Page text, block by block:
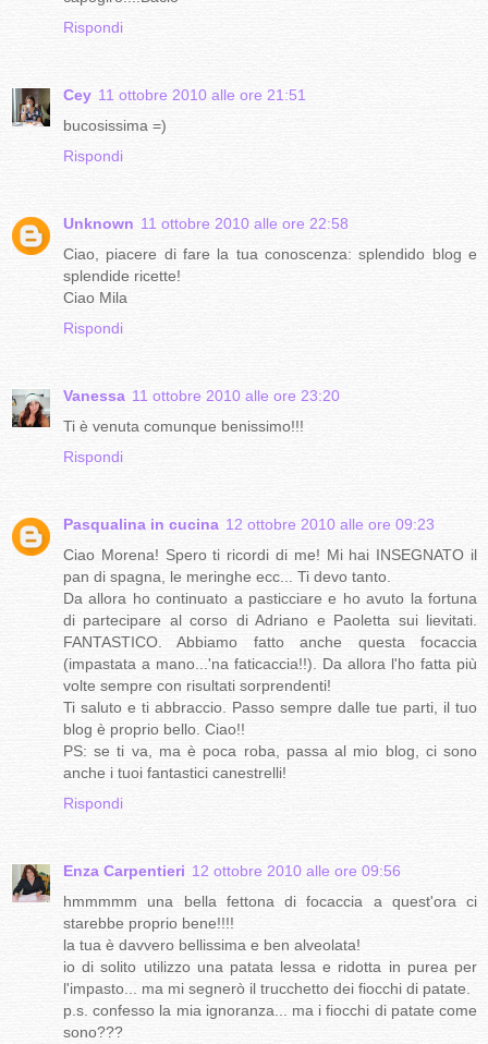
Rispondi
Cey 11 ottobre 2010 alle ore 21:51
bucosissima =)
Rispondi
Unknown 11 ottobre 2010 alle ore 22:58
Ciao, piacere di fare la tua conoscenza: splendido blog e
splendide ricette!
Ciao Mila
Rispondi
Vanessa 11 ottobre 2010 alle ore 23:20
Ti è venuta comunque benissimo!!!
Rispondi
Pasqualina in cucina 12 ottobre 2010 alle ore 09:23
Ciao Morena! Spero ti ricordi di me! Mi hai INSEGNATO il
pan di spagna, le meringhe ecc... Ti devo tanto.
Da allora ho continuato a pasticciare e ho avuto la fortuna
di partecipare al corso di Adriano e Paoletta sui lievitati.
FANTASTICO. Abbiamo fatto anche questa focaccia
(impastata a mano...'na faticaccia!!). Da allora l'ho fatta più
volte sempre con risultati sorprendenti!
Ti saluto e ti abbraccio. Passo sempre dalle tue parti, il tuo
blog è proprio bello. Ciao!!
PS: se ti va, ma è poca roba, passa al mio blog, ci sono
anche i tuoi fantastici canestrelli!
Rispondi
Enza Carpentieri 12 ottobre 2010 alle ore 09:56
hmmmmm una bella fettona di focaccia a quest'ora ci
starebbe proprio bene!!!!
la tua è davvero bellissima e ben alveolata!
io di solito utilizzo una patata lessa e ridotta in purea per
l'impasto... ma mi segnerò il trucchetto dei fiocchi di patate.
p.s. confesso la mia ignoranza... ma i fiocchi di patate come
sono???